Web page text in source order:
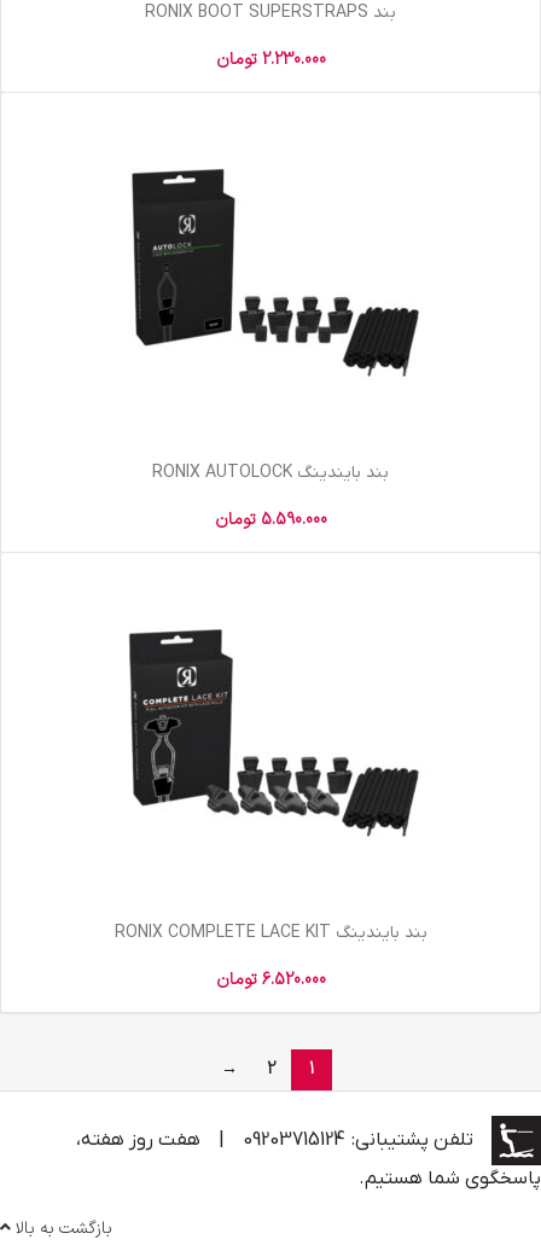
بند RONIX BOOT SUPERSTRAPS
2.230.000 تومان
بند بایندینگ RONIX AUTOLOCK
5.590.000 تومان
بند بایندینگ RONIX COMPLETE LACE KIT
6.520.000 تومان
1
2
→
تلفن پشتیبانی: 09203715124
هفت روز هفته،
پاسخگوی شما هستیم.
بازگشت به بالا